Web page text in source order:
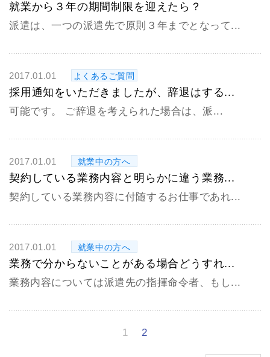
就業から３年の期間制限を迎えたら？
派遣は、一つの派遣先で原則３年までとなって...
2017.01.01 よくあるご質問
採用通知をいただきましたが、辞退はする...
可能です。 ご辞退を考えられた場合は、派...
2017.01.01 就業中の方へ
契約している業務内容と明らかに違う業務...
契約している業務内容に付随するお仕事であれ...
2017.01.01 就業中の方へ
業務で分からないことがある場合どうすれ...
業務内容については派遣先の指揮命令者、もし...
1 2